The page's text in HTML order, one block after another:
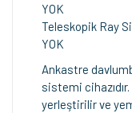
YOK
Teleskopik Ray
YOK
Ankastre
sistemi
yerleştirilir ve